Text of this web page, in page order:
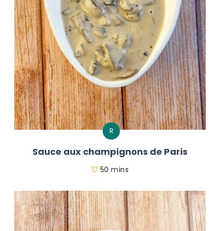
R
Sauce aux champignons de Paris
50 mins